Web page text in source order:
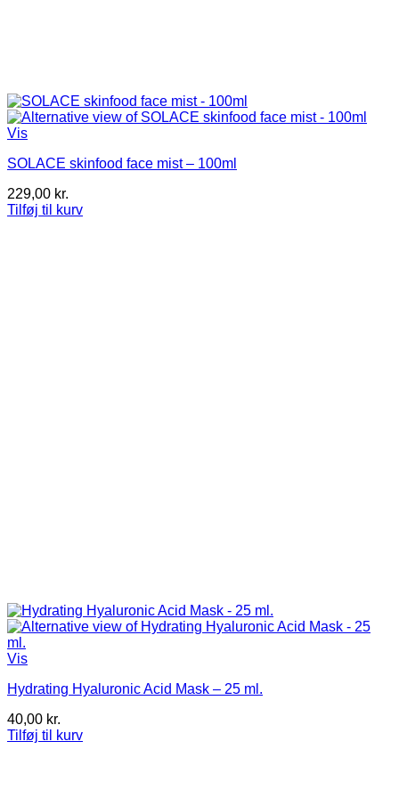
Vis
SOLACE skinfood face mist – 100ml
229,00 kr.
Tilføj til kurv
Vis
Hydrating Hyaluronic Acid Mask – 25 ml.
40,00 kr.
Tilføj til kurv